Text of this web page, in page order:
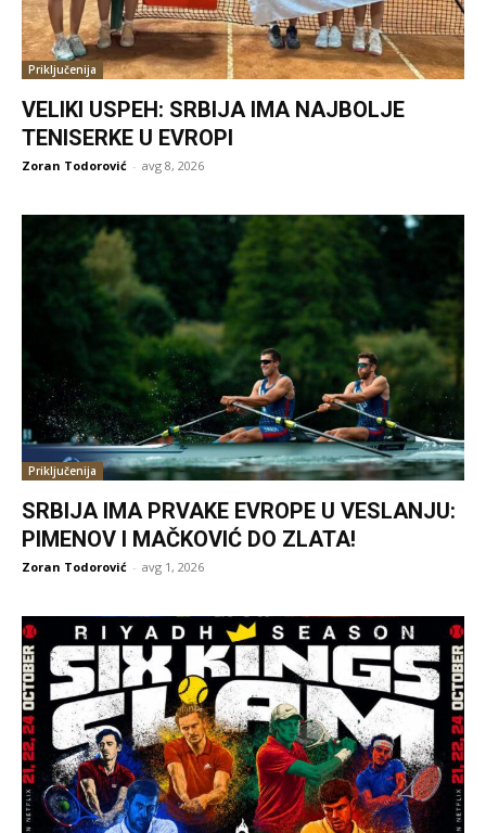
Priključenija
VELIKI USPEH: SRBIJA IMA NAJBOLJE
TENISERKE U EVROPI
Zoran Todorović - avg 8, 2026
Priključenija
SRBIJA IMA PRVAKE EVROPE U VESLANJU:
PIMENOV I MAČKOVIĆ DO ZLATA!
Zoran Todorović - avg 1, 2026